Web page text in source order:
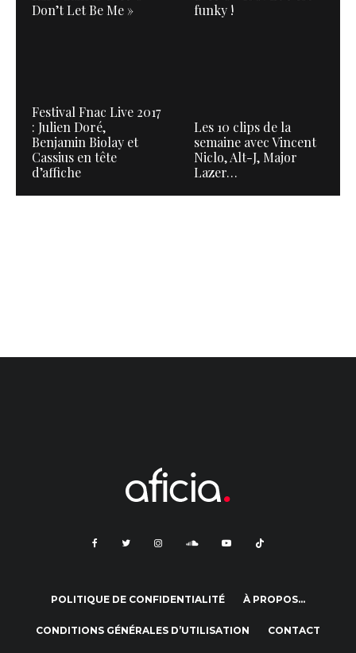
Don’t Let Be Me »
funky !
Festival Fnac Live 2017
: Julien Doré,
Benjamin Biolay et
Cassius en tête
d’affiche
Les 10 clips de la
semaine avec Vincent
Niclo, Alt-J, Major
Lazer…
POLITIQUE DE CONFIDENTIALITÉ À PROPOS…
CONDITIONS GÉNÉRALES D’UTILISATION CONTACT